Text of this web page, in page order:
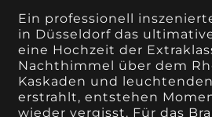
Ein professionell
in Düsseldorf das
eine Hochzeit der
Nachthimmel über dem
Kaskaden und
erstrahlt, entstehen
wieder vergisst. Für das